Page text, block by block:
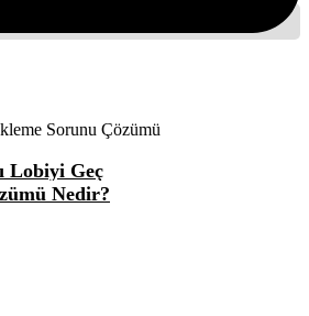
Lobiyi Geç
Nedir?